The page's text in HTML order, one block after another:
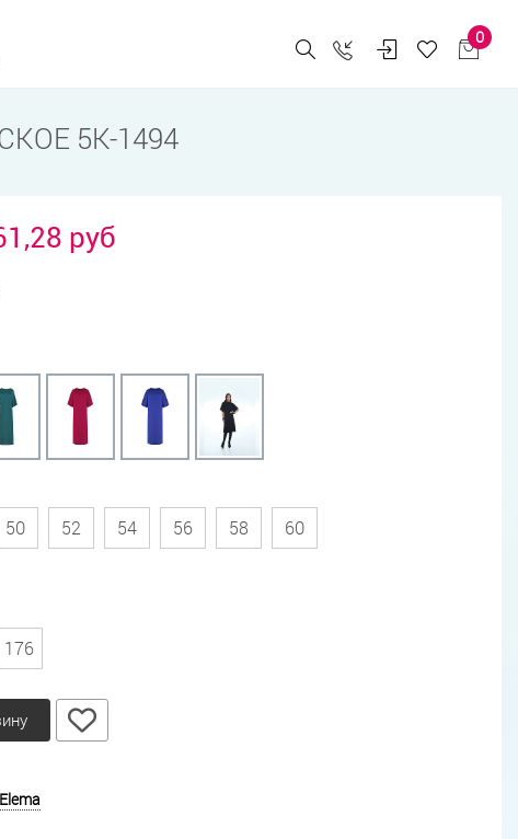
0
5К-1494
руб
50 52 54 56 58 60
176